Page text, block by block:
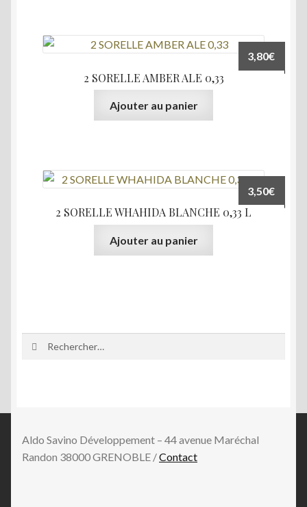
2 SORELLE AMBER ALE 0,33
3,80€
Ajouter au panier
2 SORELLE WHAHIDA BLANCHE 0,33 L
3,50€
Ajouter au panier
Aldo Savino Développement – 44 avenue Maréchal
Randon 38000 GRENOBLE /Contact